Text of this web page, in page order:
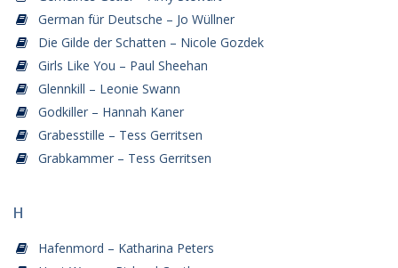
German für Deutsche – Jo Wüllner
Die Gilde der Schatten – Nicole Gozdek
Girls Like You – Paul Sheehan
Glennkill – Leonie Swann
Godkiller – Hannah Kaner
Grabesstille – Tess Gerritsen
Grabkammer – Tess Gerritsen
H
Hafenmord – Katharina Peters